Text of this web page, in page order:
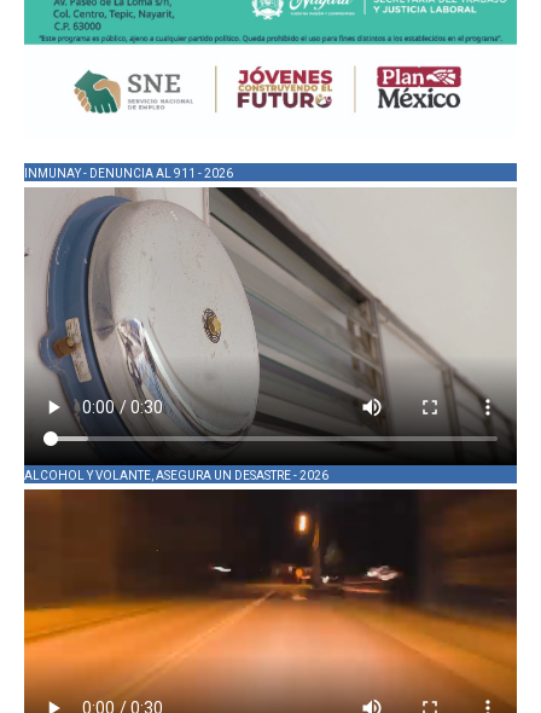
INMUNAY - DENUNCIA AL 911 - 2026
ALCOHOL Y VOLANTE, ASEGURA UN DESASTRE - 2026